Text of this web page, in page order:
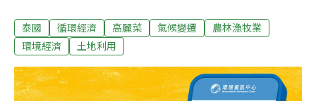
好賣場的高麗菜似乎標示不實。經詢問頂好超市，得知賣
場販售的高麗菜全都來自泰國，認為此為標示上的疏忽，
響產量，高麗菜有28%是進口。農糧署副署長黃美華表
示，今年因為5月開始豪雨、颱風，造成產地災損，因此
泰國 循環經濟 高麗菜 氣候變遷
農林漁牧業
環境經濟
土地利用